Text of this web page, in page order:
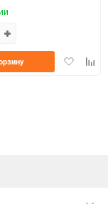
Добавить